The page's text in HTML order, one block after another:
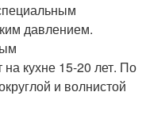
давлением.
кухне 15-20 лет. По
и волнистой